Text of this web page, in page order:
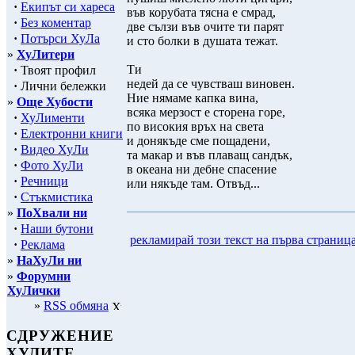
· Екипът си хареса
· Без коментар
· Потърси ХуЛа
» ХуЛитери
· Твоят профил
· Лични бележки
» Още Хубости
· ХуЛименти
· Електронни книги
· Видео ХуЛи
· Фото ХуЛи
· Речници
· Стъкмистика
» ПоХвали ни
· Наши бутони
· Реклама
» НаХуЛи ни
» Форумни
ХуЛички
» RSS обмяна
СДРУЖЕНИЕ
във корубата тясна е смрад,
две сълзи във очите ти парят
и сто болки в душата тежат.
Ти
недей да се чувстваш виновен.
Ние нямаме капка вина,
всяка мерзост е сторена горе,
по високия връх на света
и донякъде сме пощадени,
та макар и във плаващ сандък,
в океана ни дебне спасение
или някъде там. Отвъд...
рекламирай този текст на първа страница